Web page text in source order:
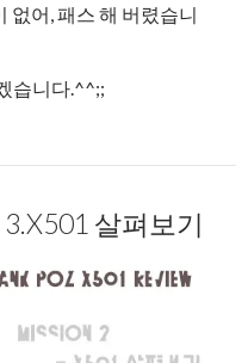
없어, 패스 해 버렸습니
습니다.^^;;
과 전화통화품질 및 무선인터
살펴보기